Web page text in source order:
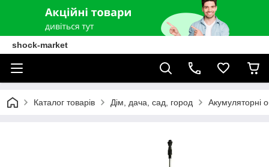
shock-market
Каталог товарів Дім, дача, сад, город Акумуляторні